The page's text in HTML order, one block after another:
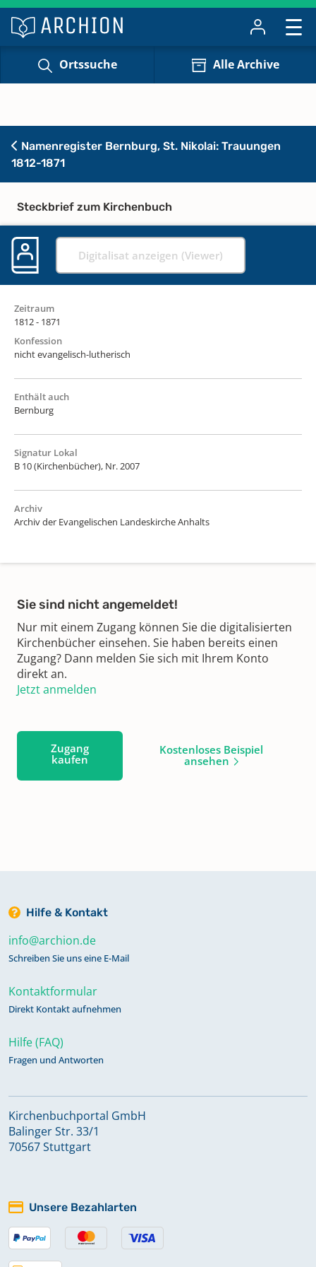
Ortssuche Alle Archive
Namenregister Bernburg, St. Nikolai: Trauungen
1812-1871
Steckbrief zum Kirchenbuch
Digitalisat anzeigen (Viewer)
Zeitraum
1812 - 1871
Konfession
nicht evangelisch-lutherisch
Enthält auch
Bernburg
Signatur Lokal
B 10 (Kirchenbücher), Nr. 2007
Archiv
Archiv der Evangelischen Landeskirche Anhalts
Sie sind nicht angemeldet!
Nur mit einem Zugang können Sie die digitalisierten
Kirchenbücher einsehen. Sie haben bereits einen
Zugang? Dann melden Sie sich mit Ihrem Konto
direkt an.
Jetzt anmelden
Zugang
kaufen
Kostenloses Beispiel
ansehen
Hilfe & Kontakt
info@archion.de
Schreiben Sie uns eine E-Mail
Kontaktformular
Direkt Kontakt aufnehmen
Hilfe (FAQ)
Fragen und Antworten
Kirchenbuchportal GmbH
Balinger Str. 33/1
70567 Stuttgart
Unsere Bezahlarten